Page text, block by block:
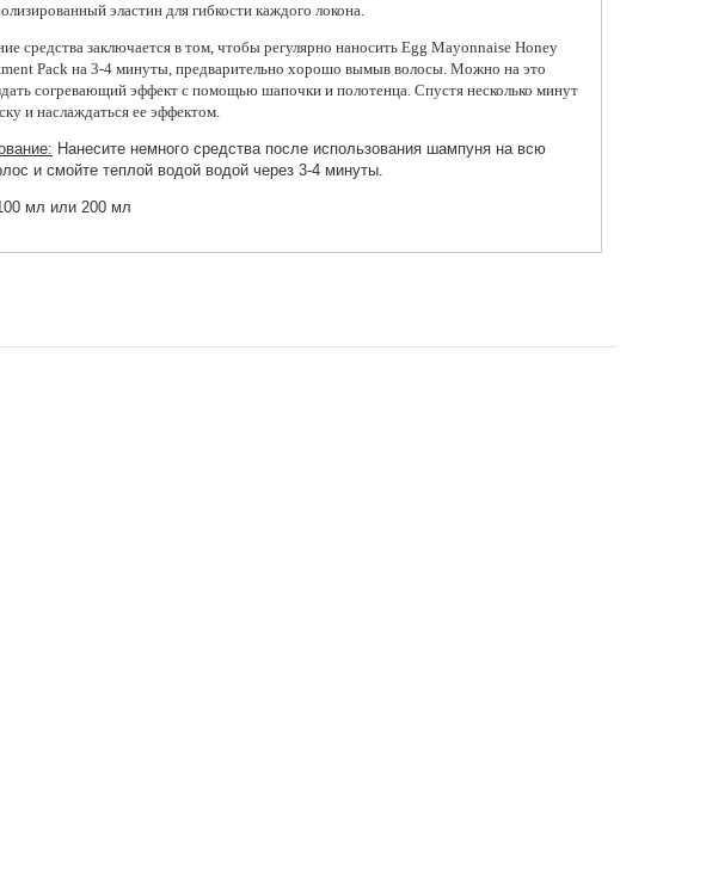
эластин для гибкости каждого локона.
средства заключается в том, чтобы регулярно наносить Egg Mayonnaise Honey
Pack на 3-4 минуты, предварительно хорошо вымыв волосы. Можно на это
согревающий эффект с помощью шапочки и полотенца. Спустя несколько минут
и наслаждаться ее эффектом.
Нанесите немного средства после использования шампуня на всю
и смойте теплой водой водой через 3-4 минуты.
мл или 200 мл